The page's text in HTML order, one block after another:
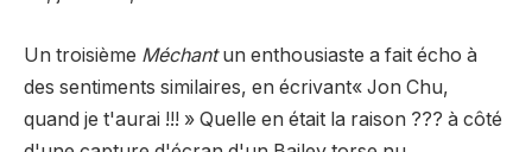
Un troisième Méchantun enthousiaste a fait écho à
des sentiments similaires, en écrivant« Jon Chu,
quand je t'aurai !!! » Quelle en était la raison ??? à côté